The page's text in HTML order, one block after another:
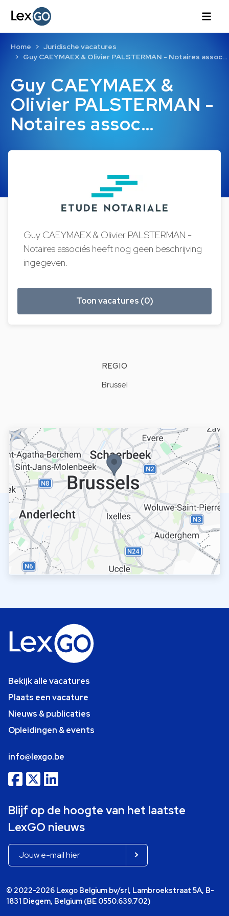
Guy CAEYMAEX &
Olivier PALSTERMAN -
Notaires assoc…
Home
Juridische vacatures
Guy CAEYMAEX & Olivier PALSTERMAN - Notaires assoc…
Guy CAEYMAEX & Olivier PALSTERMAN -
Notaires associés heeft nog geen beschrijving
ingegeven.
Toon vacatures (0)
REGIO
Brussel
Bekijk alle vacatures
Plaats een vacature
Nieuws & publicaties
Opleidingen & events
info@lexgo.be
Blijf op de hoogte van het laatste
LexGO nieuws
© 2022-2026 Lexgo Belgium bv/srl, Lambroekstraat 5A, B-
1831 Diegem, Belgium (BE 0550.639.702)